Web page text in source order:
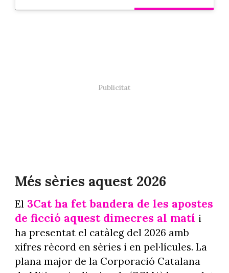
Més sèries aquest 2026
El 3Cat ha fet bandera de les apostes
de ficció aquest dimecres al matí i
ha presentat el catàleg del 2026 amb
xifres rècord en sèries i en pel·lícules. La
plana major de la Corporació Catalana